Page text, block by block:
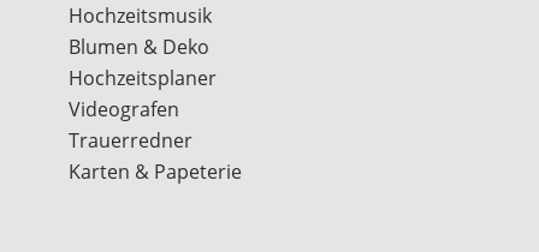
Hochzeitsmusik
Blumen & Deko
Hochzeitsplaner
Videografen
Trauerredner
Karten & Papeterie